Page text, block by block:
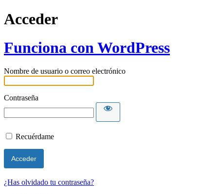
Acceder
Funciona con WordPress
Nombre de usuario o correo electrónico
Contraseña
Recuérdame
¿Has olvidado tu contraseña?